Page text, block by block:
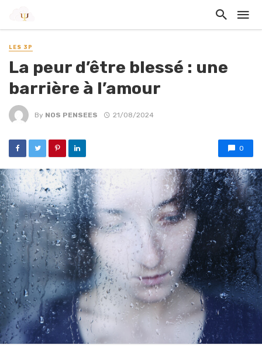
LES 3P
La peur d’être blessé : une
barrière à l’amour
By NOS PENSEES 21/08/2024
0